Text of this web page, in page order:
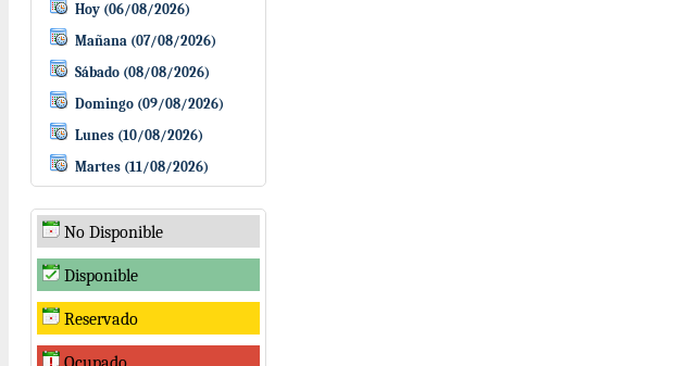
Hoy (06/08/2026)
Mañana (07/08/2026)
Sábado (08/08/2026)
Domingo (09/08/2026)
Lunes (10/08/2026)
Martes (11/08/2026)
No Disponible
Disponible
Reservado